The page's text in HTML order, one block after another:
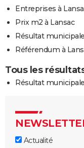
Entreprises à
Prix m2 à Lansac
Résultat
Référendum à
Tous les
Résultat
Actualité